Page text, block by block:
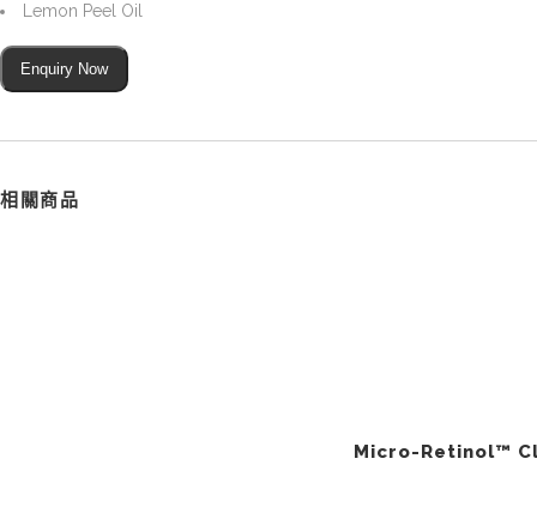
Lemon Peel Oil
Enquiry Now
相關商品
Micro-Retinol™